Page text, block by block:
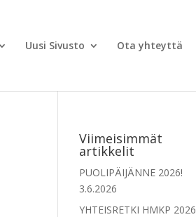
Uusi Sivusto Ota yhteyttä
Viimeisimmät
artikkelit
PUOLIPÄIJÄNNE 2026!
3.6.2026
YHTEISRETKI HMKP 2026